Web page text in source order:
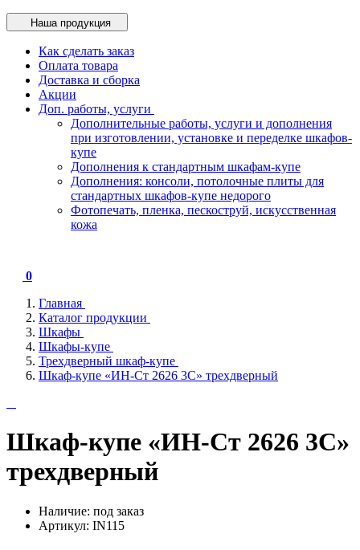
Наша продукция
Как сделать заказ
Оплата товара
Доставка и сборка
Акции
Доп. работы, услуги
Дополнительные работы, услуги и дополнения
при изготовлении, установке и переделке шкафов-
купе
Дополнения к стандартным шкафам-купе
Дополнения: консоли, потолочные плиты для
стандартных шкафов-купе недорого
Фотопечать, пленка, пескоструй, искусственная
кожа
0
Главная
Каталог продукции
Шкафы
Шкафы-купе
Трехдверный шкаф-купе
Шкаф-купе «ИН-Ст 2626 3С» трехдверный
Шкаф-купе «ИН-Ст 2626 3С»
трехдверный
Наличие: под заказ
Артикул: IN115